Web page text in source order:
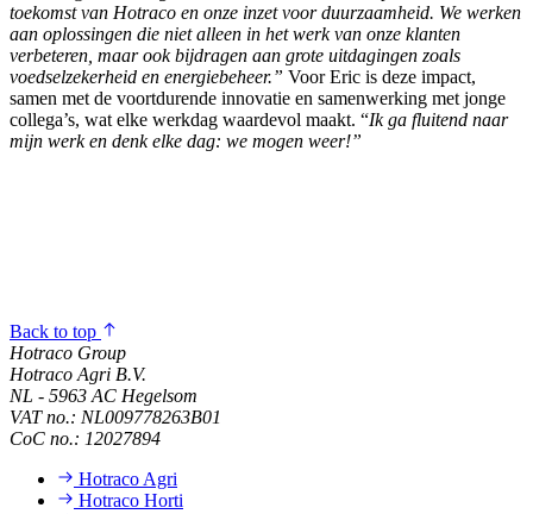
toekomst van Hotraco en onze inzet voor duurzaamheid. We werken
aan oplossingen die niet alleen in het werk van onze klanten
verbeteren, maar ook bijdragen aan grote uitdagingen zoals
voedselzekerheid en energiebeheer.” Voor Eric is deze impact,
samen met de voortdurende innovatie en samenwerking met jonge
collega’s, wat elke werkdag waardevol maakt. “Ik ga fluitend naar
mijn werk en denk elke dag: we mogen weer!”
Back to top
Hotraco Group
Hotraco Agri B.V.
NL - 5963 AC Hegelsom
VAT no.: NL009778263B01
CoC no.: 12027894
Hotraco Agri
Hotraco Horti